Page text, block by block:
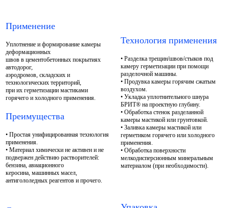
Применение
Уплотнение и формирование камеры
деформационных
швов в цементобетонных покрытиях
автодорог,
аэродромов, складских и
технологических территорий,
при их герметизации мастиками
горячего и холодного применения.
Преимущества
• Простая унифицированная технология
применения.
• Материал химически не активен и не
подвержен действию растворителей:
бензина, авиационного
керосина, машинных масел,
антигололедных реагентов и прочего.
Технология применения
• Разделка трещин/швов/стыков под
камеру герметизации при помощи
разделочной машины.
• Продувка камеры горячим сжатым
воздухом.
• Укладка уплотнительного шнура
БРИТ® на проектную глубину.
• Обработка стенок разделанной
камеры мастикой или грунтовкой.
• Заливка камеры мастикой или
герметиком горячего или холодного
применения.
• Обработка поверхности
мелкодисперсионным минеральным
материалом (при необходимости).